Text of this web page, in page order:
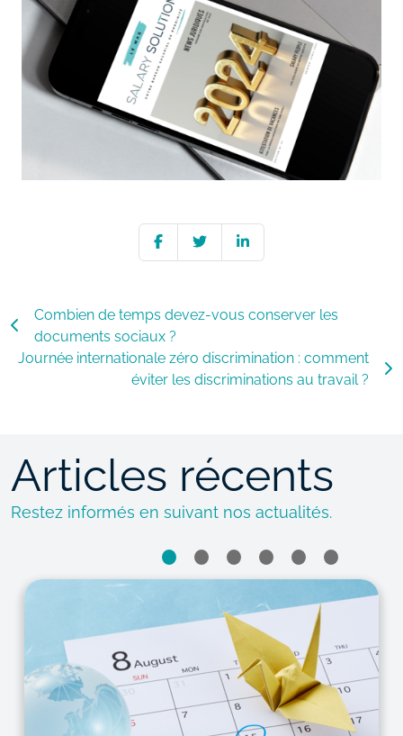
Combien de temps devez-vous conserver les
documents sociaux ?
Journée internationale zéro discrimination : comment
éviter les discriminations au travail ?
Articles récents
Restez informés en suivant nos actualités.